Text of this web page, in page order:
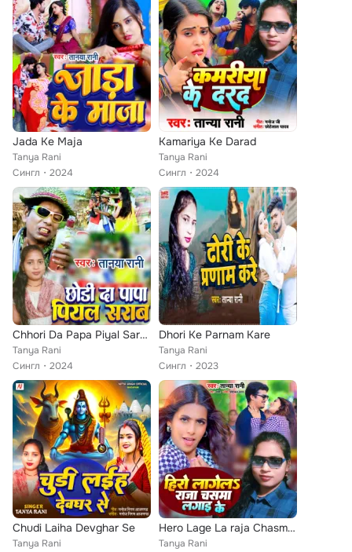
Jada Ke Maja
Tanya Rani
Сингл
2024
Kamariya Ke Darad
Tanya Rani
Сингл
2024
Chhori Da Papa Piyal Sarab
Tanya Rani
Сингл
2024
Dhori Ke Parnam Kare
Tanya Rani
Сингл
2023
Chudi Laiha Devghar Se
Tanya Rani
Hero Lage La raja Chasma Lagai Ke
Tanya Rani